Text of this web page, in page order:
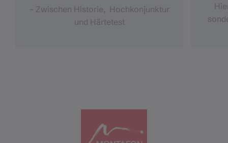
– Zwischen Historie, Hochkonjunktur
und Härtetest